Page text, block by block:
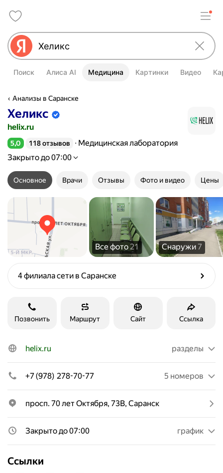
Поиск Алиса AI Медицина Картинки Видео
Анализы в Саранске
Хеликс
Информация об организации
helix.ru
Рейтинг 5,0 из 5
5,0 118 отзывов
Медицинская лаборатория
Закрыто до 07:00
Основное Врачи Отзывы Фото и видео Цены
Все фото21 Снаружи7
4 филиала сети в Саранске
Позвонить Маршрут Сайт Ссылка
helix.ru разделы
+7 (978) 278-70-77 5 номеров
просп. 70 лет Октября, 73В, Саранск
Закрыто до 07:00 график
Ссылки